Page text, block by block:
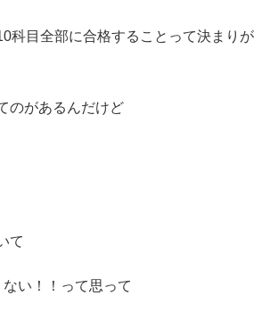
科目全部に合格することって決まりが
のがあるんだけど
て
い！！って思って